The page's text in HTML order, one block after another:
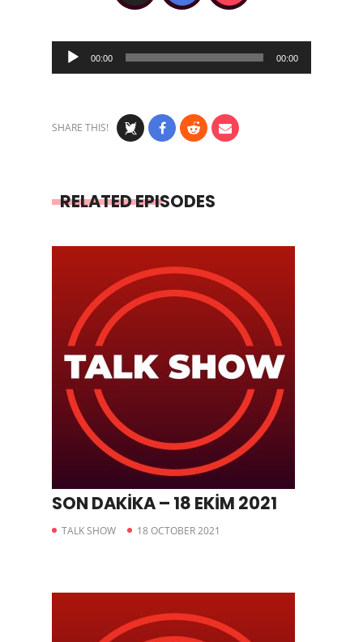
Audio
Player
00:00 00:00
SHARE THIS!
RELATED EPISODES
SON DAKİKA – 18 EKİM 2021
TALK SHOW 18 OCTOBER 2021